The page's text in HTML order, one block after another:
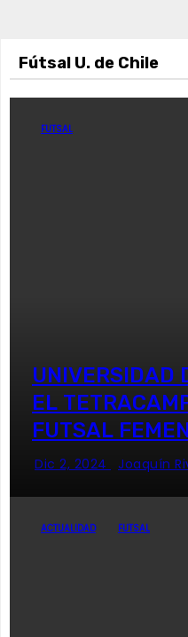
Fútsal U. de Chile
FUTSAL
UNIVERSIDAD
EL
FUTSAL
Dic 2, 2024 Joaquín
ACTUALIDAD FUTSAL